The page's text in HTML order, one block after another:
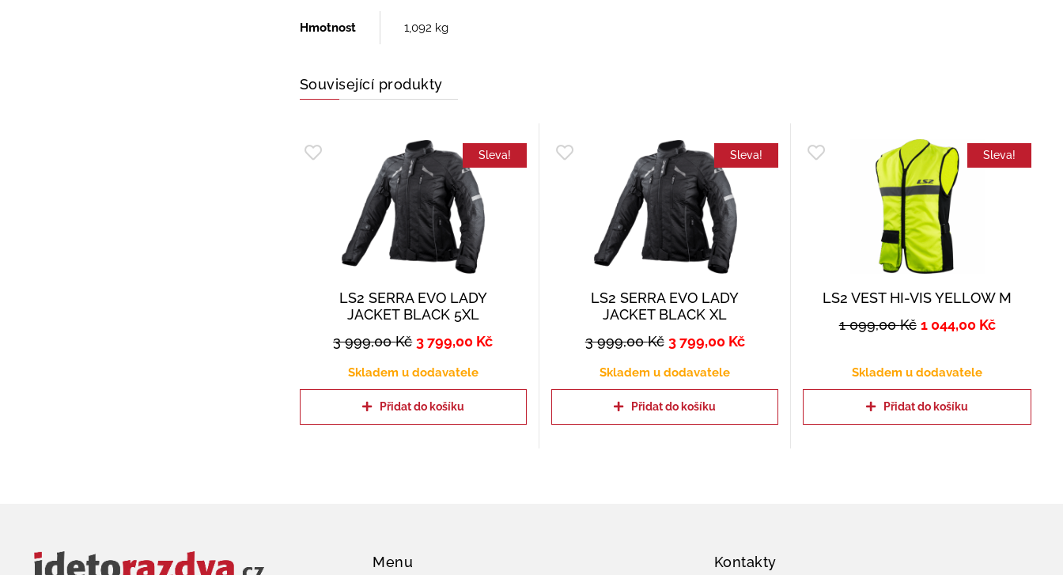
Hmotnost 1,092 kg
Související produkty
Sleva!
LS2 SERRA EVO LADY
JACKET BLACK 5XL
3 999,00Kč 3 799,00 Kč
Skladem u dodavatele
Přidat do košíku
Sleva!
LS2 SERRA EVO LADY
JACKET BLACK XL
3 999,00Kč 3 799,00 Kč
Skladem u dodavatele
Přidat do košíku
Sleva!
LS2 VEST HI-VIS YELLOW M
1 099,00Kč 1 044,00 Kč
Skladem u dodavatele
Přidat do košíku
Menu Kontakty